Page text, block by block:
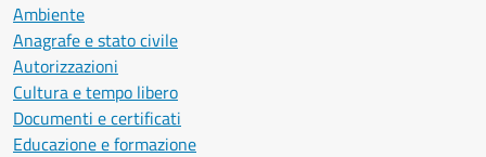
Ambiente
Anagrafe e stato civile
Autorizzazioni
Cultura e tempo libero
Documenti e certificati
Educazione e formazione